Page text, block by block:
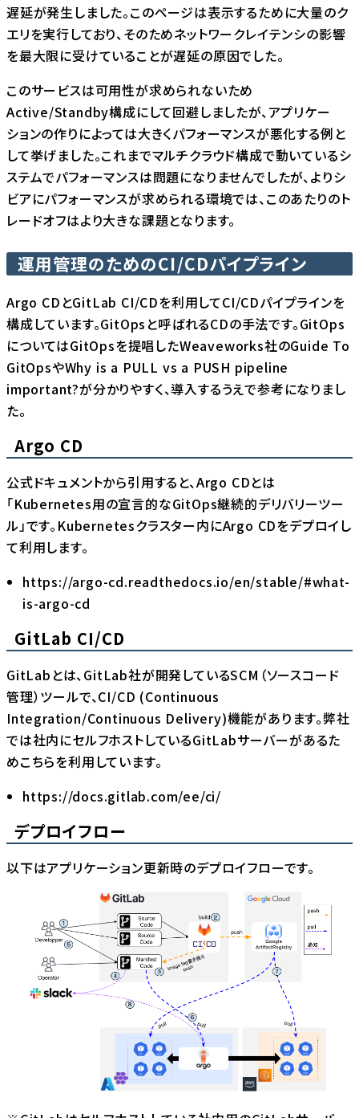
遅延が発生しました。このページは表示するために大量のク
エリを実行しており、そのためネットワークレイテンシの影響
を最大限に受けていることが遅延の原因でした。
このサービスは可用性が求められないため
Active/Standby構成にして回避しましたが、アプリケー
ションの作りによっては大きくパフォーマンスが悪化する例と
して挙げました。これまでマルチクラウド構成で動いているシ
ステムでパフォーマンスは問題になりませんでしたが、よりシ
ビアにパフォーマンスが求められる環境では、このあたりのト
レードオフはより大きな課題となります。
運用管理のためのCI/CDパイプライン
Argo CD とGitLab CI/CDを利用してCI/CDパイプラインを
構成しています。GitOpsと呼ばれるCDの手法です。GitOps
についてはGitOpsを提唱したWeaveworks社のGuide To
GitOpsやWhy is a PULL vs a PUSH pipeline
important?が分かりやすく、導入するうえで参考になりまし
た。
Argo CD
公式ドキュメントから引用すると、Argo CDとは
「Kubernetes用の宣言的なGitOps継続的デリバリーツー
ル」です。Kubernetesクラスター内にArgo CDをデプロイし
て利用します。
https://argo-cd.readthedocs.io/en/stable/#what-
is-argo-cd
GitLab CI/CD
GitLabとは、GitLab社が開発しているSCM（ソースコード
管理）ツールで、CI/CD (Continuous
Integration/Continuous Delivery)機能があります。弊社
では社内にセルフホストしているGitLabサーバーがあるた
めこちらを利用しています。
https://docs.gitlab.com/ee/ci/
デプロイフロー
以下はアプリケーション更新時のデプロイフローです。